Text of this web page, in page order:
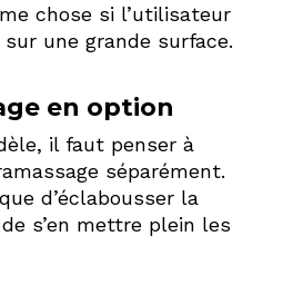
chose si l’utilisateur
une grande surface.
en option
il faut penser à
séparément.
d’éclabousser la
s’en mettre plein les